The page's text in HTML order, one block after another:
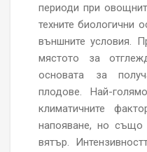
периоди при
техните биологични
външните условия.
мястото за
основата за
плодове. Най-
климатичните
напояване, но също
вятър.